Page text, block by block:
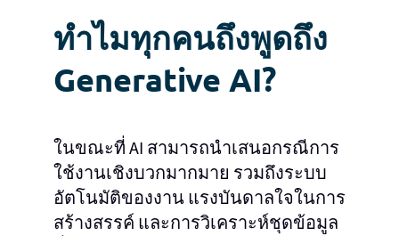
ทําไมทุกคนถึงพูดถึง
Generative AI?
ในขณะที่ AI สามารถนําเสนอกรณีการ
ใช้งานเชิงบวกมากมาย รวมถึงระบบ
อัตโนมัติของงาน แรงบันดาลใจในการ
สร้างสรรค์ และการวิเคราะห์ชุดข้อมูล